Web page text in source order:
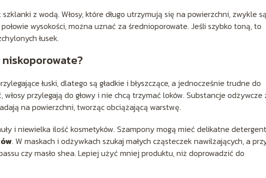
z wodą. Włosy, które długo utrzymują się na powierzchni, zwykle
wysokości, można uznać za średnioporowate. Jeśli szybko toną, to
łusek.
łuski, dlatego są gładkie i błyszczące, a jednocześnie trudne do
przylegają do głowy i nie chcą trzymać loków. Substancje odżywcze
na powierzchni, tworząc obciążającą warstwę.
i niewielka ilość kosmetyków. Szampony mogą mieć delikatne
. W maskach i odżywkach szukaj małych cząsteczek nawilżających, a
czy masło shea. Lepiej użyć mniej produktu, niż doprowadzić do